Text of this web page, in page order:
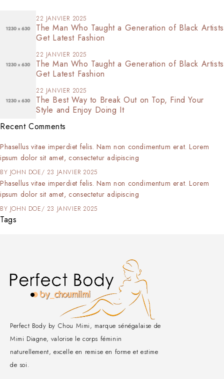
22 JANVIER 2025
The Man Who Taught a Generation of Black Artists
Get Latest Fashion
22 JANVIER 2025
The Man Who Taught a Generation of Black Artists
Get Latest Fashion
22 JANVIER 2025
The Best Way to Break Out on Top, Find Your
Style and Enjoy Doing It
Recent Comments
Phasellus vitae imperdiet felis. Nam non condimentum erat. Lorem
ipsum dolor sit amet, consectetur adipiscing
BY JOHN DOE 23 JANVIER 2025
Phasellus vitae imperdiet felis. Nam non condimentum erat. Lorem
ipsum dolor sit amet, consectetur adipiscing
BY JOHN DOE 23 JANVIER 2025
Tags
Perfect Body by Chou Mimi, marque sénégalaise de
Mimi Diagne, valorise le corps féminin
naturellement, excelle en remise en forme et estime
de soi.